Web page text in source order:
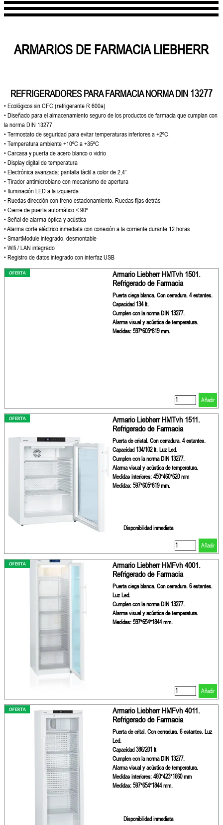
ARMARIOS DE FARMACIA LIEBHERR
REFRIGERADORES PARA FARMACIA NORMA DIN 13277
• Ecológicos sin CFC (refrigerante R 600a)
• Diseñado para el almacenamiento seguro de los productos de farmacia que cumplan con
la norma DIN 13277
• Termostato de seguridad para evitar temperaturas inferiores a +2ºC.
• Temperatura ambiente +10ºC a +35ºC
• Carcasa y puerta de acero blanco o vidrio
• Display digital de temperatura
• Electrónica avanzada: pantalla táctil a color de 2,4”
• Tirador antimicrobiano con mecanismo de apertura
• Iluminación LED a la izquierda
• Ruedas dirección con freno estacionamiento. Ruedas fijas detrás
• Cierre de puerta automático < 90º
• Señal de alarma óptica y acústica
• Alarma corte eléctrico inmediata con conexión a la corriente durante 12 horas
• SmartModule integrado, desmontable
• Wifi / LAN integrado
• Registro de datos integrado con interfaz USB
Armario Liebherr HMTvh 1501.
Refrigerado de Farmacia
Puerta ciega blanca. Con cerradura. 4 estantes.
Capacidad 134 lt.
Cumplen con la norma DIN 13277.
Alarma visual y acústica de temperatura.
Medidas: 597*605*819 mm.
Añadir
Armario Liebherr HMTvh 1511.
Refrigerado de Farmacia
Puerta de cristal. Con cerradura. 4 estantes.
Capacidad 134/102 lt. Luz Led.
Cumplen con la norma DIN 13277.
Alarma visual y acústica de temperatura.
Medidas interiores: 450*460*620 mm
Medidas: 597*605*819 mm.
Disponibilidad inmediata
Añadir
Armario Liebherr HMFvh 4001.
Refrigerado de Farmacia
Puerta ciega blanca. Con cerradura. 6 estantes.
Luz Led.
Cumplen con la norma DIN 13277.
Alarma visual y acústica de temperatura.
Medidas: 597*654*1844 mm.
Añadir
Armario Liebherr HMFvh 4011.
Refrigerado de Farmacia
Puerta de crital. Con cerradura. 6 estantes. Luz
Led.
Capacidad 386/201 lt
Cumplen con la norma DIN 13277.
Alarma visual y acústica de temperatura.
Medidas interiores: 460*423*1660 mm
Medidas: 597*654*1844 mm.
Disponibilidad inmediata